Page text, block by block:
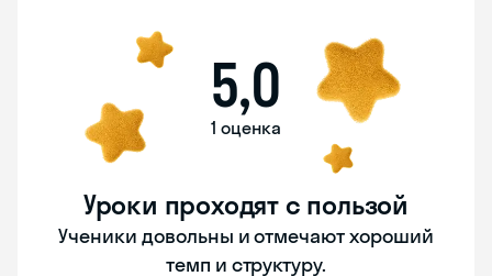
5,0
1 оценка
Уроки проходят с пользой
Ученики довольны и отмечают хороший
темп и структуру.